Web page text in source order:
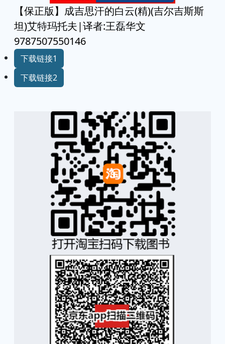
【保正版】成吉思汗的白云(精)(吉尔吉斯斯
坦)艾特玛托夫|译者:王磊华文
9787507550146
下载链接1
下载链接2